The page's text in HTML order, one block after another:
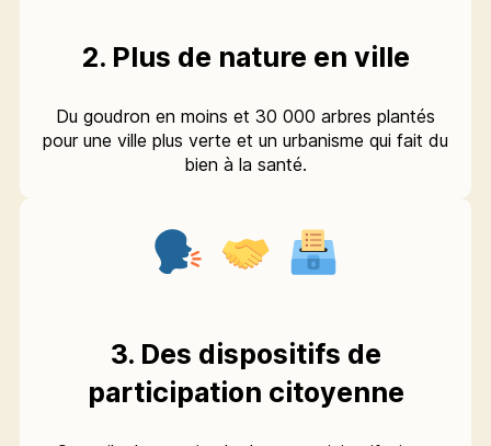
2. Plus de nature en ville
Du goudron en moins et 30 000 arbres plantés
pour une ville plus verte et un urbanisme qui fait du
bien à la santé.
3. Des dispositifs de
participation citoyenne